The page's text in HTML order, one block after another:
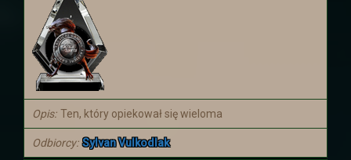
Wydarzenie w dalekiej krainie zostało
ukończone. Postaci wróciły z nagrodami.
Niestety wiedza o tym co się tam
zaczęło dziać jest poza wiedzą
większości z nich.
Aktualizacja
Opis Ten, który opiekował się wieloma
Odbiorcy Sylvan Vulkodlak